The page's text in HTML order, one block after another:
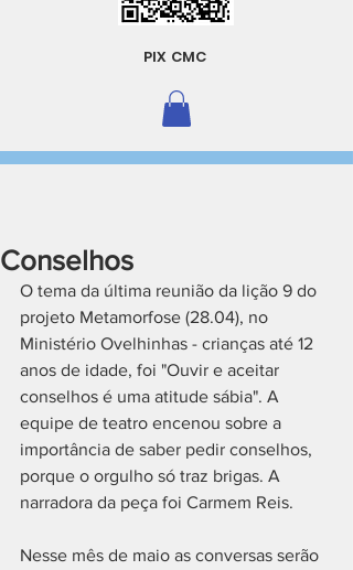
PIX CMC
Conselhos
O tema da última reunião da lição 9 do
projeto Metamorfose (28.04), no
Ministério Ovelhinhas - crianças até 12
anos de idade, foi "Ouvir e aceitar
conselhos é uma atitude sábia". A
equipe de teatro encenou sobre a
importância de saber pedir conselhos,
porque o orgulho só traz brigas. A
narradora da peça foi Carmem Reis.
Nesse mês de maio as conversas serão